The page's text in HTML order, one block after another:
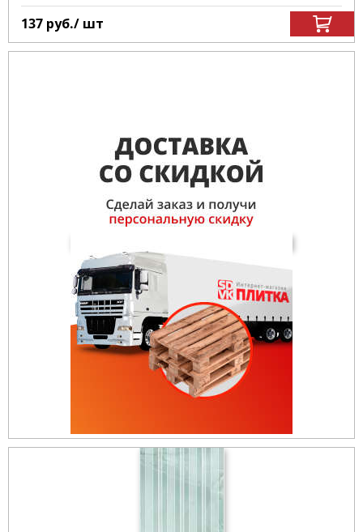
137 руб./ шт